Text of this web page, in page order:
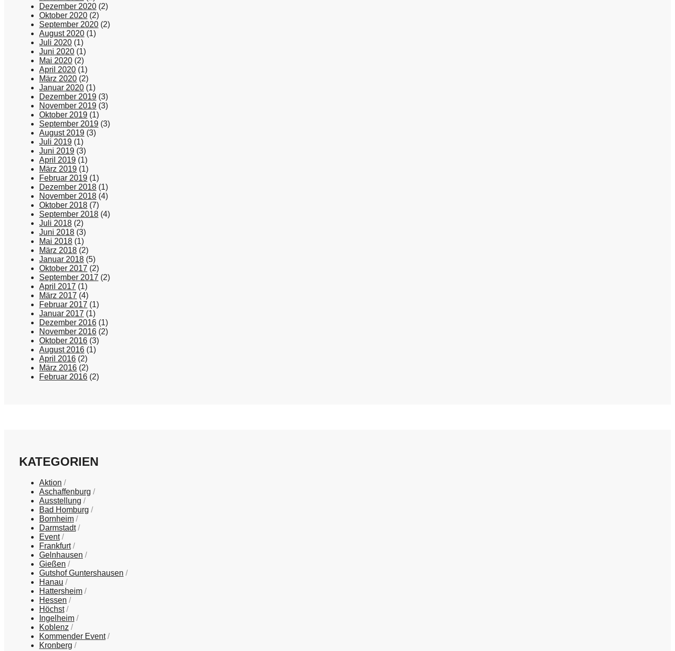
Dezember 2020 (2)
Oktober 2020 (2)
September 2020 (2)
August 2020 (1)
Juli 2020 (1)
Juni 2020 (1)
Mai 2020 (2)
April 2020 (1)
März 2020 (2)
Januar 2020 (1)
Dezember 2019 (3)
November 2019 (3)
Oktober 2019 (1)
September 2019 (3)
August 2019 (3)
Juli 2019 (1)
Juni 2019 (3)
April 2019 (1)
März 2019 (1)
Februar 2019 (1)
Dezember 2018 (1)
November 2018 (4)
Oktober 2018 (7)
September 2018 (4)
Juli 2018 (2)
Juni 2018 (3)
Mai 2018 (1)
März 2018 (2)
Januar 2018 (5)
Oktober 2017 (2)
September 2017 (2)
April 2017 (1)
März 2017 (4)
Februar 2017 (1)
Januar 2017 (1)
Dezember 2016 (1)
November 2016 (2)
Oktober 2016 (3)
August 2016 (1)
April 2016 (2)
März 2016 (2)
Februar 2016 (2)
KATEGORIEN
Aktion
Aschaffenburg
Ausstellung
Bad Homburg
Bornheim
Darmstadt
Event
Frankfurt
Gelnhausen
Gießen
Gutshof Guntershausen
Hanau
Hattersheim
Hessen
Höchst
Ingelheim
Koblenz
Kommender Event
Kronberg